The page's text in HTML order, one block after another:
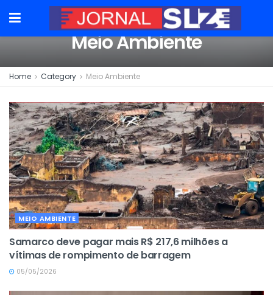
Meio Ambiente
Home Category Meio Ambiente
MEIO AMBIENTE
Samarco deve pagar mais R$ 217,6 milhões a
vítimas de rompimento de barragem
05/05/2026